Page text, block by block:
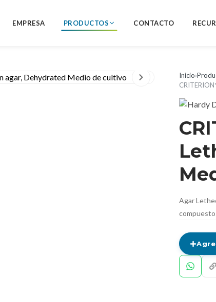
EMPRESA PRODUCTOS CONTACTO
Inicio›
Agar